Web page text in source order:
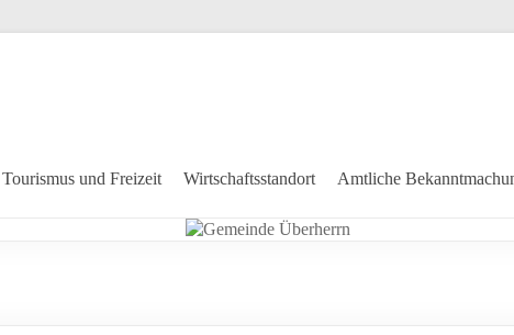
Tourismus und Freizeit Wirtschaftsstandort Amtliche